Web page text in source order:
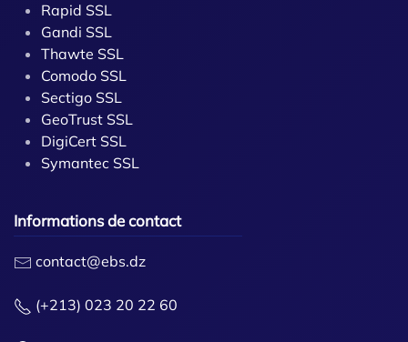
Rapid SSL
Gandi SSL
Thawte SSL
Comodo SSL
Sectigo SSL
GeoTrust SSL
DigiCert SSL
Symantec SSL
Informations de contact
contact@ebs.dz
(+213) 023 20 22 60